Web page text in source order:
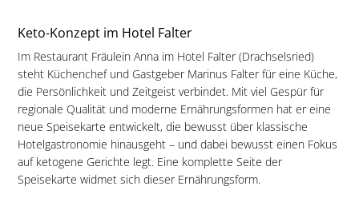
Keto-Konzept im Hotel Falter
Im Restaurant Fräulein Anna im Hotel Falter (Drachselsried)
steht Küchenchef und Gastgeber Marinus Falter für eine Küche,
die Persönlichkeit und Zeitgeist verbindet. Mit viel Gespür für
regionale Qualität und moderne Ernährungsformen hat er eine
neue Speisekarte entwickelt, die bewusst über klassische
Hotelgastronomie hinausgeht – und dabei bewusst einen Fokus
auf ketogene Gerichte legt. Eine komplette Seite der
Speisekarte widmet sich dieser Ernährungsform.